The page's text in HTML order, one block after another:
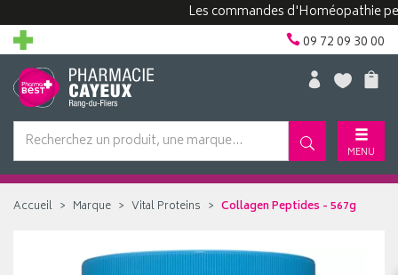
Les commandes d'Homéopathie
09 72 09 30 00
MENU
Accueil Marque Vital Proteins Collagen Peptides - 567g